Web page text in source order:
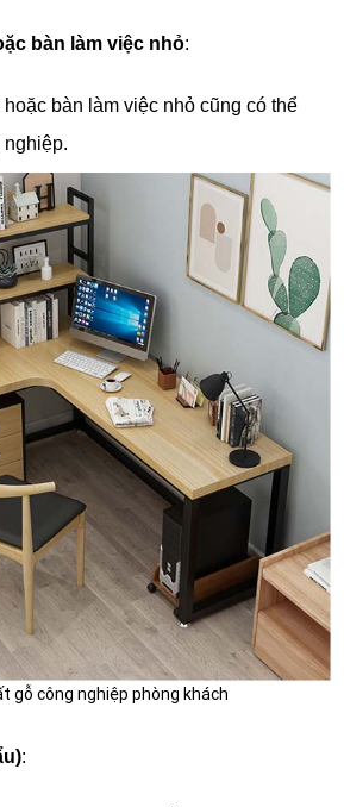
bàn làm việc nhỏ:
bàn làm việc nhỏ cũng có thể
gỗ công nghiệp phòng khách
: